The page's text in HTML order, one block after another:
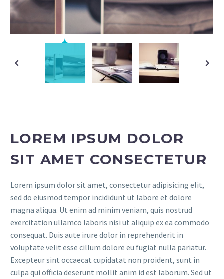
LOREM IPSUM DOLOR
SIT AMET CONSECTETUR
Lorem ipsum dolor sit amet, consectetur adipisicing elit,
sed do eiusmod tempor incididunt ut labore et dolore
magna aliqua. Ut enim ad minim veniam, quis nostrud
exercitation ullamco laboris nisi ut aliquip ex ea commodo
consequat. Duis aute irure dolor in reprehenderit in
voluptate velit esse cillum dolore eu fugiat nulla pariatur.
Excepteur sint occaecat cupidatat non proident, sunt in
culpa qui officia deserunt mollit anim id est laborum. Sed ut